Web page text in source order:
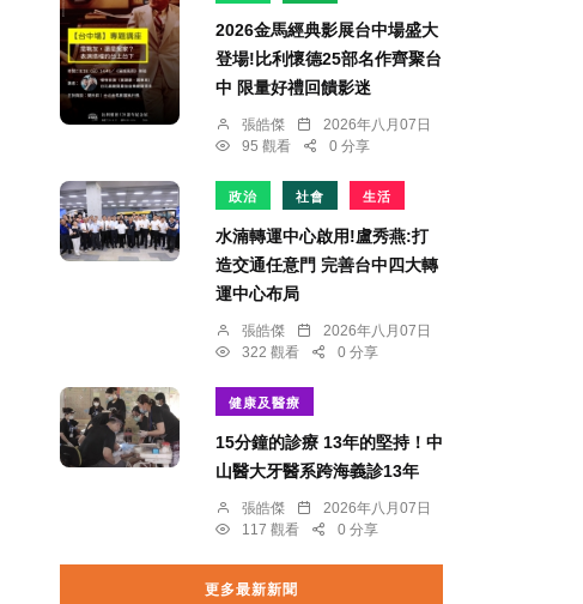
2026金馬經典影展台中場盛大
登場!比利懷德25部名作齊聚台
中 限量好禮回饋影迷
張皓傑
2026年八月07日
95 觀看
0 分享
政治 社會 生活
水湳轉運中心啟用!盧秀燕:打
造交通任意門 完善台中四大轉
運中心布局
張皓傑
2026年八月07日
322 觀看
0 分享
健康及醫療
15分鐘的診療 13年的堅持！中
山醫大牙醫系跨海義診13年
張皓傑
2026年八月07日
117 觀看
0 分享
更多最新新聞